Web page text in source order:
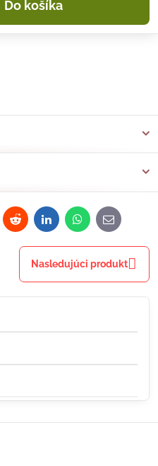
Do košíka
RedditLinkedInWhatsApp
E-
mail
Nasledujúci produkt